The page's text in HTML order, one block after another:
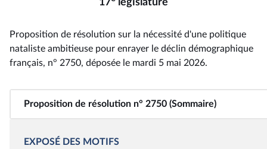
17 législature
Proposition de résolution sur la nécessité d'une politique
nataliste ambitieuse pour enrayer le déclin démographique
français, n° 2750, déposée le mardi 5 mai 2026.
Proposition de résolution n° 2750 (Sommaire)
EXPOSÉ DES MOTIFS